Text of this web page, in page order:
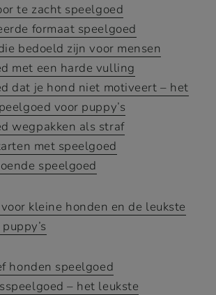
te zacht speelgoed
formaat speelgoed
bedoeld zijn voor mensen
met een harde vulling
dat je hond niet motiveert – het
voor puppy’s
wegpakken als straf
met speelgoed
speelgoed
kleine honden en de leukste
honden speelgoed
– het leukste